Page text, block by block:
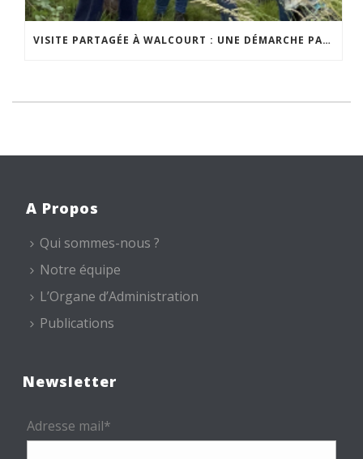
VISITE PARTAGÉE À WALCOURT : UNE DÉMARCHE PARTICIPATIVE ANIMÉE PAR ESPACE ENVIRONNEMENT
A Propos
Qui sommes-nous ?
Notre équipe
L’Organe d’Administration
Publications
Newsletter
Adresse mail*